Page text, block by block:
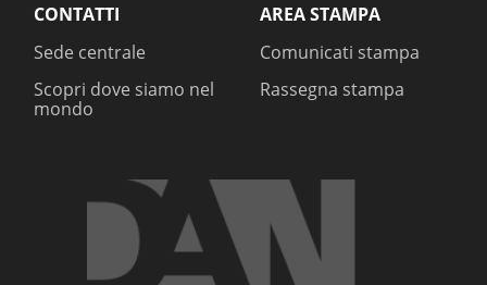
CONTATTI
Sede centrale
Scopri dove siamo nel
mondo
AREA STAMPA
Comunicati stampa
Rassegna stampa